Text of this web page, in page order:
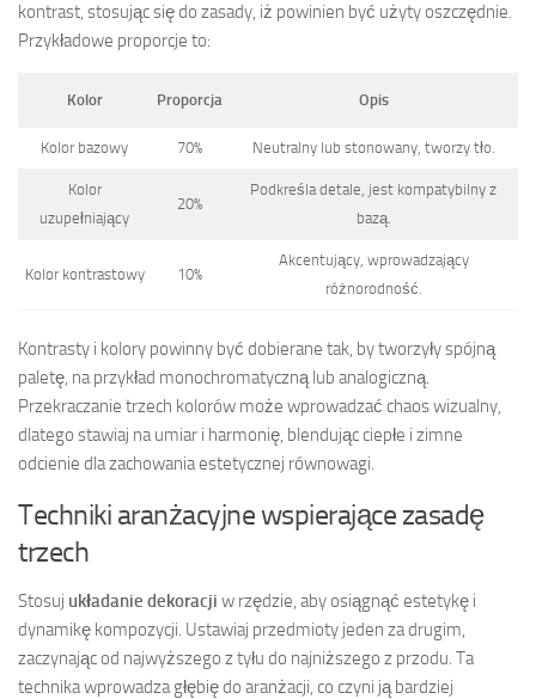
kontrast, stosując się do zasady, iż powinien być użyty oszczędnie.
Przykładowe proporcje to:
Kolor Proporcja Opis
Kolor bazowy 70% Neutralny lub stonowany, tworzy tło.
Kolor
uzupełniający
20%
Podkreśla detale, jest kompatybilny z
bazą.
Kolor kontrastowy 10%
Akcentujący, wprowadzający
różnorodność.
Kontrasty i kolory powinny być dobierane tak, by tworzyły spójną
paletę, na przykład monochromatyczną lub analogiczną.
Przekraczanie trzech kolorów może wprowadzać chaos wizualny,
dlatego stawiaj na umiar i harmonię, blendując ciepłe i zimne
odcienie dla zachowania estetycznej równowagi.
Techniki aranżacyjne wspierające zasadę
trzech
Stosuj układanie dekoracji w rzędzie, aby osiągnąć estetykę i
dynamikę kompozycji. Ustawiaj przedmioty jeden za drugim,
zaczynając od najwyższego z tyłu do najniższego z przodu. Ta
technika wprowadza głębię do aranżacji, co czyni ją bardziej